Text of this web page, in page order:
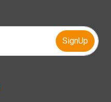
SignUp